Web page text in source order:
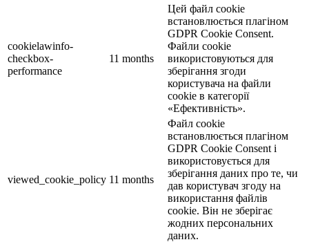
cookielawinfo-
checkbox-
performance
11 months
Цей файл cookie
встановлюється плагіном
GDPR Cookie Consent.
Файли cookie
використовуються для
зберігання згоди
користувача на файли
cookie в категорії
«Ефективність».
viewed_cookie_policy 11 months
Файл cookie
встановлюється плагіном
GDPR Cookie Consent і
використовується для
зберігання даних про те, чи
дав користувач згоду на
використання файлів
cookie. Він не зберігає
жодних персональних
даних.